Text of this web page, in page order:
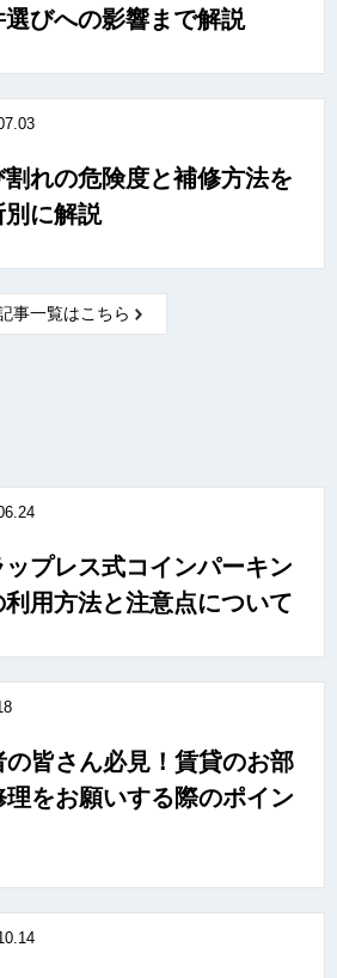
選びへの影響まで解説
割れの危険度と補修方法を
別に解説
事一覧はこちら
ップレス式コインパーキン
利用方法と注意点について
の皆さん必見！賃貸のお部
理をお願いする際のポイン